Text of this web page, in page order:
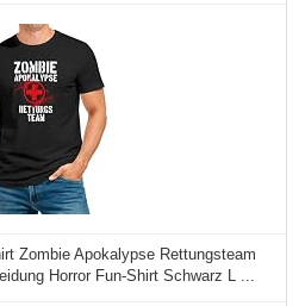
Zombie Apokalypse Rettungsteam
Horror Fun-Shirt Schwarz L ...